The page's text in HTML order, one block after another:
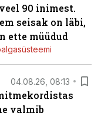
90 inimest.
seisak on läbi,
ette müüdud
04.08.26, 08:13
valmib